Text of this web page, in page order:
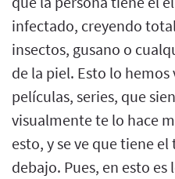
infectado, creyendo
insectos, gusano o
de la piel. Esto lo
películas, series, que
visualmente te lo hace
esto, y se ve que tiene
debajo. Pues, en esto es